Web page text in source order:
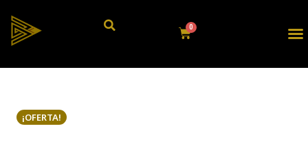
¡OFERTA!